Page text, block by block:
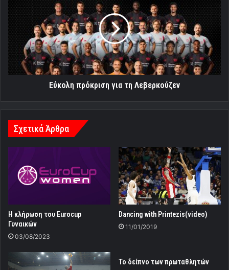
για
τη
Λεβερκούζεν
Εύκολη πρόκριση για τη Λεβερκούζεν
Σχετικά Άρθρα
Η κλήρωση του Eurocup
Γυναικών
03/08/2023
Dancing with Printezis(video)
11/01/2019
Το δείπνο των πρωταθλητών